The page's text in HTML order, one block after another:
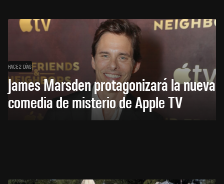
HACE 2 DÍAS
James Marsden protagonizará la nueva
comedia de misterio de Apple TV